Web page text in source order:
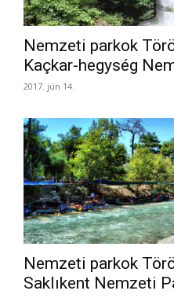
Nemzeti parkok
Kaçkar-hegység
2017. jún 14.
Nemzeti parkok
Saklıkent Nemzeti